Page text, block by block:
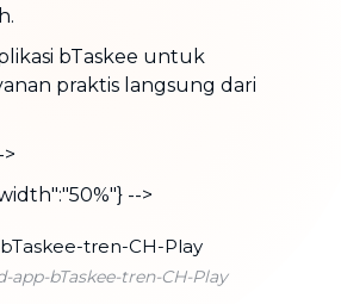
bTaskee untuk
praktis langsung dari
-->
app-bTaskee-tren-CH-Play